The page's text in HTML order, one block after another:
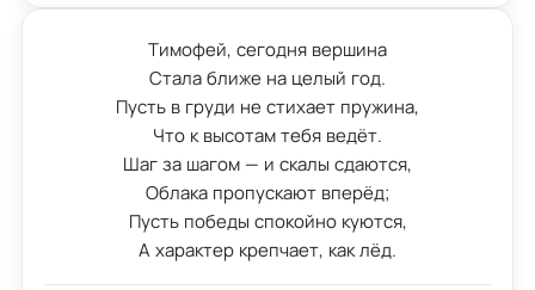
Тимофей, сегодня вершина
Стала ближе на целый год.
Пусть в груди не стихает пружина,
Что к высотам тебя ведёт.
Шаг за шагом — и скалы сдаются,
Облака пропускают вперёд;
Пусть победы спокойно куются,
А характер крепчает, как лёд.